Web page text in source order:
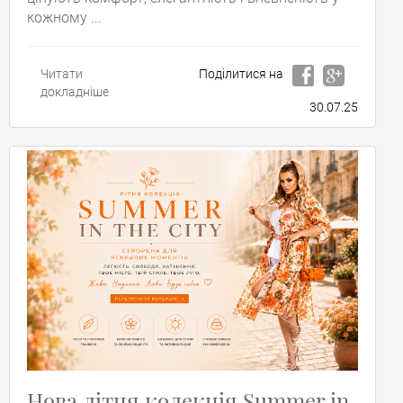
кожному ...
Читати
докладніше
Поділитися на
30.07.25